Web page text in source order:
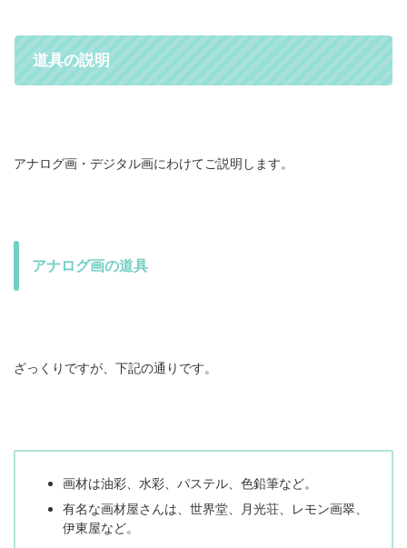
道具の説明
アナログ画・デジタル画にわけてご説明します。
アナログ画の道具
ざっくりですが、下記の通りです。
画材は油彩、水彩、パステル、色鉛筆など。
有名な画材屋さんは、世界堂、月光荘、レモン画翠、
伊東屋など。